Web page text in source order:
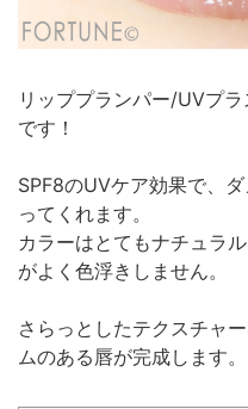
リッププランパー/UVプ
です！
SPF8のUVケア効果で、
ってくれます。
カラーはとてもナチュラ
がよく色浮きしません。
さらっとしたテクスチャ
ムのある唇が完成します。